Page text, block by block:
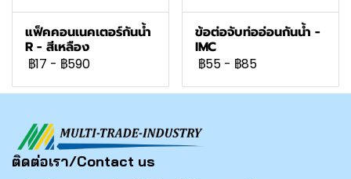
แฟ็คคอนเนคเตอร์กันน้ำ
R - สีเหลือง
฿17 - ฿590
ข้อต่อจับท่ออ่อนกันน้ำ -
IMC
฿55 - ฿85
ติดต่อเรา/Contact us